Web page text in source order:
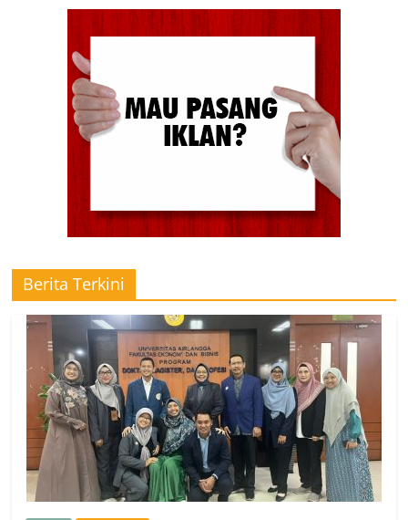
Berita Terkini